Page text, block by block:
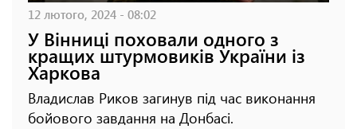
12 лютого, 2024 - 08:02
У Вінниці поховали одного з
кращих штурмовиків України із
Харкова
Владислав Риков загинув під час виконання
бойового завдання на Донбасі.